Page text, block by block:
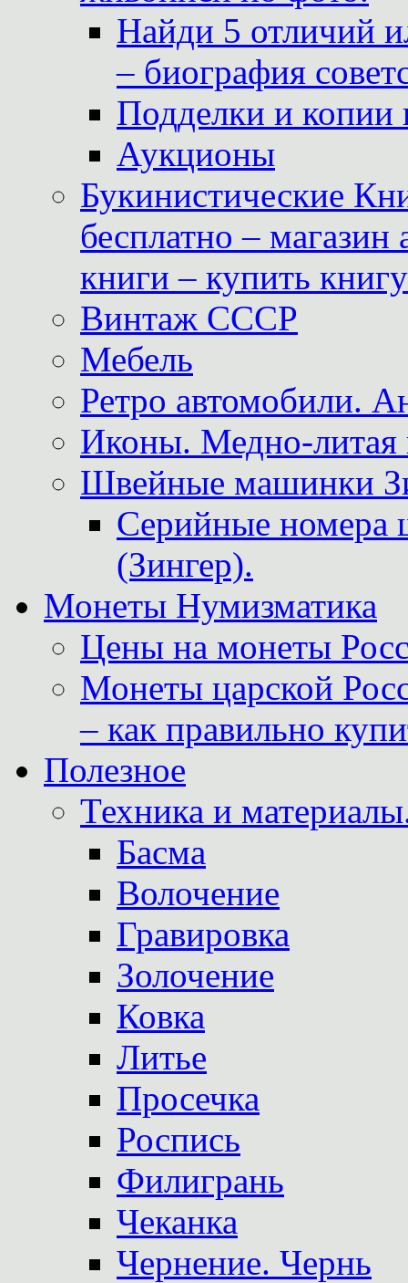
Найди 5 отличий
– биография
Подделки и копии
Аукционы
Букинистические
бесплатно –
книги – купить
Винтаж СССР
Мебель
Ретро автомобили.
Иконы. Медно-литая
Швейные машинки
Серийные
(Зингер).
Монеты Нумизматика
Цены на монеты
Монеты царской
– как правильно
Полезное
Техника и
Басма
Волочение
Гравировка
Золочение
Ковка
Литье
Просечка
Роспись
Филигрань
Чеканка
Чернение. Чернь